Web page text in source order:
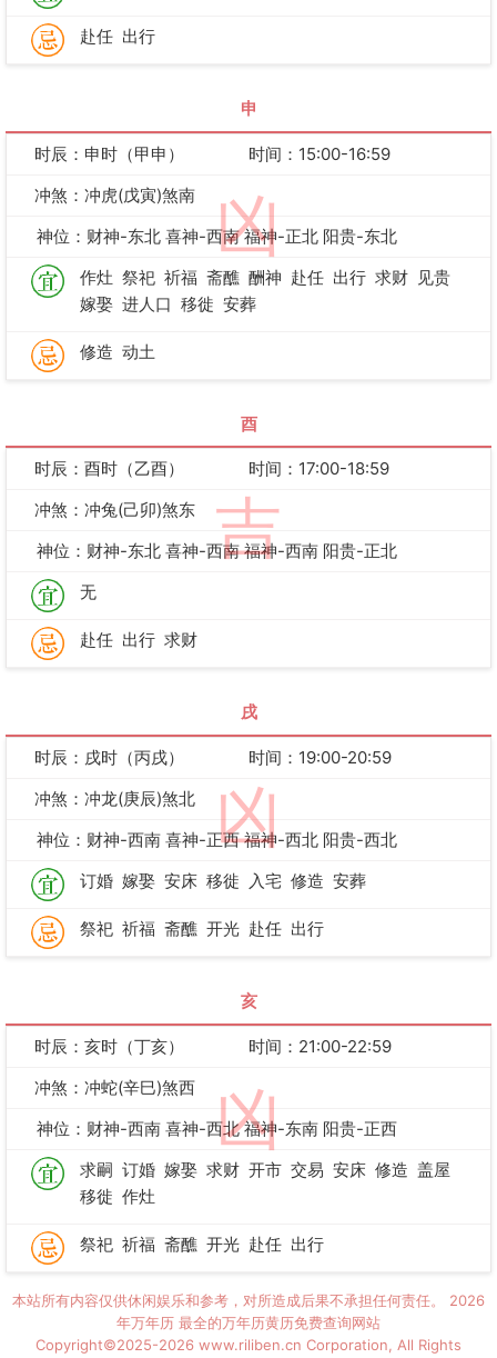
赴任 出行
申
凶
时辰：申时（甲申）
时间：15:00-16:59
冲煞：冲虎(戊寅)煞南
神位：财神-东北 喜神-西南 福神-正北 阳贵-东北
作灶 祭祀 祈福 斋醮 酬神 赴任 出行 求财 见贵
嫁娶 进人口 移徙 安葬
修造 动土
酉
吉
时辰：酉时（乙酉）
时间：17:00-18:59
冲煞：冲兔(己卯)煞东
神位：财神-东北 喜神-西南 福神-西南 阳贵-正北
无
赴任 出行 求财
戌
凶
时辰：戌时（丙戌）
时间：19:00-20:59
冲煞：冲龙(庚辰)煞北
神位：财神-西南 喜神-正西 福神-西北 阳贵-西北
订婚 嫁娶 安床 移徙 入宅 修造 安葬
祭祀 祈福 斋醮 开光 赴任 出行
亥
凶
时辰：亥时（丁亥）
时间：21:00-22:59
冲煞：冲蛇(辛巳)煞西
神位：财神-西南 喜神-西北 福神-东南 阳贵-正西
求嗣 订婚 嫁娶 求财 开市 交易 安床 修造 盖屋
移徙 作灶
祭祀 祈福 斋醮 开光 赴任 出行
本站所有内容仅供休闲娱乐和参考，对所造成后果不承担任何责任。 2026
年万年历 最全的万年历黄历免费查询网站
Copyright©2025-2026 www.riliben.cn Corporation, All Rights